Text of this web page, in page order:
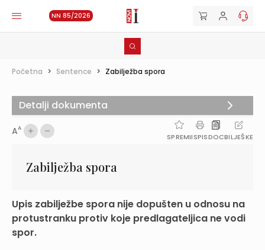
NN 85/2026
Početna > Sentence > Zabilježba spora
AA
SPREMIISPISDOCBILJEŠKE
Zabilježba spora
Upis zabilježbe spora nije dopušten u odnosu na
protustranku protiv koje predlagateljica ne vodi
spor.
Detalji dokumenta